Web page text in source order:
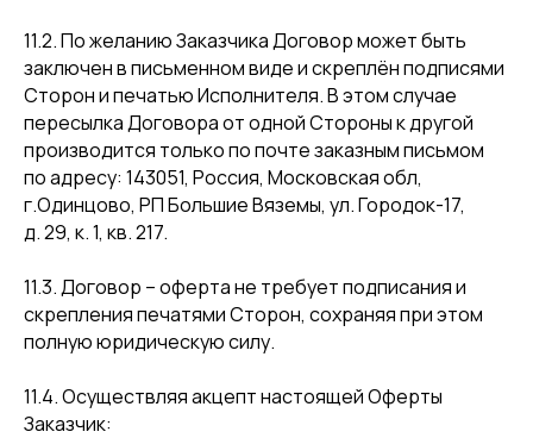
11.2. По желанию Заказчика Договор может быть
заключен в письменном виде и скреплён подписями
Сторон и печатью Исполнителя. В этом случае
пересылка Договора от одной Стороны к другой
производится только по почте заказным письмом
по адресу: 143051, Россия, Московская обл,
г.Одинцово, РП Большие Вяземы, ул. Городок-17,
д. 29, к. 1, кв. 217.
11.3. Договор – оферта не требует подписания и
скрепления печатями Сторон, сохраняя при этом
полную юридическую силу.
11.4. Осуществляя акцепт настоящей Оферты
Заказчик: